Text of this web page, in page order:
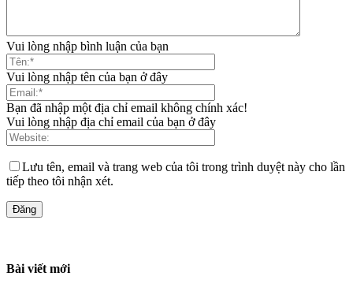
Vui lòng nhập bình luận của bạn
Vui lòng nhập tên của bạn ở đây
Bạn đã nhập một địa chỉ email không chính xác!
Vui lòng nhập địa chỉ email của bạn ở đây
Lưu tên, email và trang web của tôi trong trình duyệt này cho lần
tiếp theo tôi nhận xét.
Bài viết mới